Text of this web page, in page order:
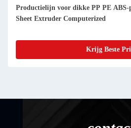
Productielijn voor dikke PP PE ABS-
Sheet Extruder Computerized
Krijg Beste